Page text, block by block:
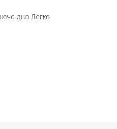
дно Легко